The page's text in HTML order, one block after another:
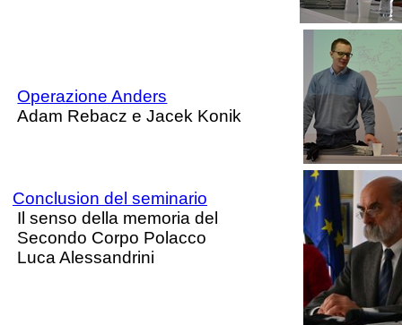
Operazione Anders
Adam Rebacz e Jacek Konik
Conclusion del seminario
Il senso della memoria del
Secondo Corpo Polacco
Luca Alessandrini